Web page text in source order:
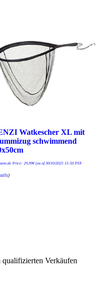
Watkescher XL mit
schwimmend
Price: 29,99€(as of 30/10/2025 15:50 PST-
)
Verkäufen